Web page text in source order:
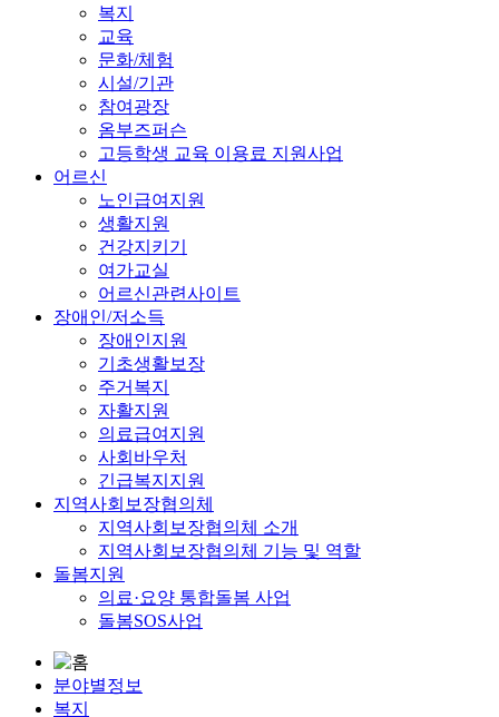
복지
교육
문화/체험
시설/기관
참여광장
옴부즈퍼슨
고등학생 교육 이용료 지원사업
어르신
노인급여지원
생활지원
건강지키기
여가교실
어르신관련사이트
장애인/저소득
장애인지원
기초생활보장
주거복지
자활지원
의료급여지원
사회바우처
긴급복지지원
지역사회보장협의체
지역사회보장협의체 소개
지역사회보장협의체 기능 및 역할
돌봄지원
의료·요양 통합돌봄 사업
돌봄SOS사업
분야별정보
복지